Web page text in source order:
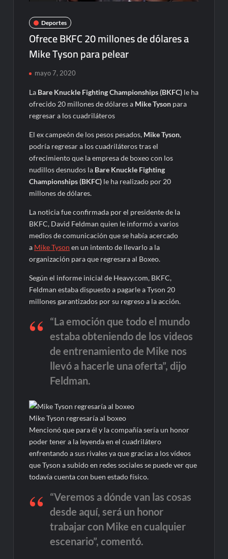
Deportes
Ofrece BKFC 20 millones de dólares a
Mike Tyson para pelear
mayo 7, 2020
La Bare Knuckle Fighting Championships (BKFC) le ha
ofrecido 20 millones de dólares a Mike Tyson para
regresar a los cuadriláteros
El ex campeón de los pesos pesados, Mike Tyson,
podría regresar a los cuadriláteros tras el
ofrecimiento que la empresa de boxeo con los
nudillos desnudos la Bare Knuckle Fighting
Championships (BKFC) le ha realizado por 20
millones de dólares.
La noticia fue confirmada por el presidente de la
BKFC, David Feldman quien le informó a varios
medios de comunicación que se había acercado
a Mike Tyson en un intento de llevarlo a la
organización para que regresara al Boxeo.
Según el informe inicial de Heavy.com, BKFC,
Feldman estaba dispuesto a pagarle a Tyson 20
millones garantizados por su regreso a la acción.
“La emoción que todo el mundo
estaba obteniendo de los videos
de entrenamiento de Mike nos
llevó a hacerle una oferta”, dijo
Feldman.
Mike Tyson regresaría al boxeo
Mencionó que para él y la compañía sería un honor
poder tener a la leyenda en el cuadrilátero
enfrentando a sus rivales ya que gracias a los vídeos
que Tyson a subido en redes sociales se puede ver que
todavía cuenta con buen estado físico.
“Veremos a dónde van las cosas
desde aquí, será un honor
trabajar con Mike en cualquier
escenario”, comentó.